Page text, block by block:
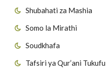
Shubahati za Mashia
Somo la Mirathi
Soudkhafa
Tafsiri ya Qur’ani Tukufu